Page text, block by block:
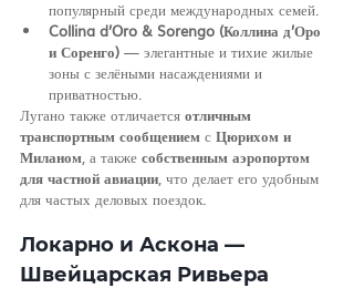
популярный среди международных семей.
Collina d’Oro & Sorengo (Коллина д’Оро
и Соренго) — элегантные и тихие жилые
зоны с зелёными насаждениями и
приватностью.
Лугано также отличается отличным
транспортным сообщением с Цюрихом и
Миланом , а также собственным аэропортом
для частной авиации , что делает его удобным
для частых деловых поездок.
Локарно и Аскона —
Швейцарская Ривьера